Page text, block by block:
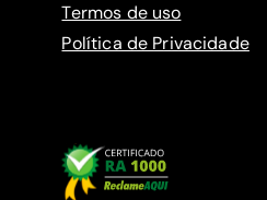
Termos de uso
Política de Privacidade